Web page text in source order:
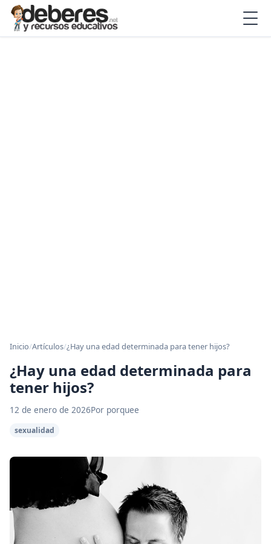
Inicio/Artículos/¿Hay una edad determinada para tener hijos?
¿Hay una edad determinada para
tener hijos?
12 de enero de 2026Por porquee
sexualidad